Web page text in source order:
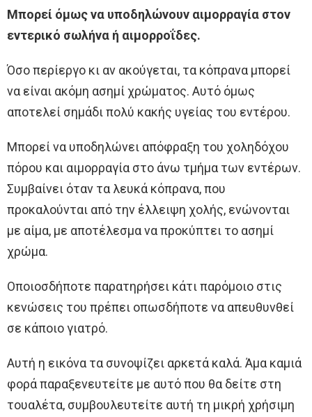
Μπορεί όμως να υποδηλώνουν αιμορραγία στον
εντερικό σωλήνα ή αιμορροΐδες.
Όσο περίεργο κι αν ακούγεται, τα κόπρανα μπορεί
να είναι ακόμη ασημί χρώματος. Αυτό όμως
αποτελεί σημάδι πολύ κακής υγείας του εντέρου.
Μπορεί να υποδηλώνει απόφραξη του χοληδόχου
πόρου και αιμορραγία στο άνω τμήμα των εντέρων.
Συμβαίνει όταν τα λευκά κόπρανα, που
προκαλούνται από την έλλειψη χολής, ενώνονται
με αίμα, με αποτέλεσμα να προκύπτει το ασημί
χρώμα.
Οποιοσδήποτε παρατηρήσει κάτι παρόμοιο στις
κενώσεις του πρέπει οπωσδήποτε να απευθυνθεί
σε κάποιο γιατρό.
Αυτή η εικόνα τα συνοψίζει αρκετά καλά. Άμα καμιά
φορά παραξενευτείτε με αυτό που θα δείτε στη
τουαλέτα, συμβουλευτείτε αυτή τη μικρή χρήσιμη